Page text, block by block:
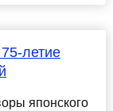
летие
японского